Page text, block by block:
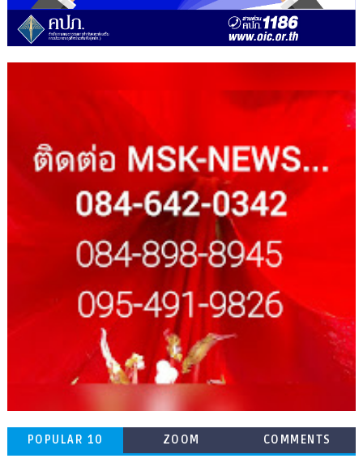
POPULAR 10 ZOOM COMMENTS